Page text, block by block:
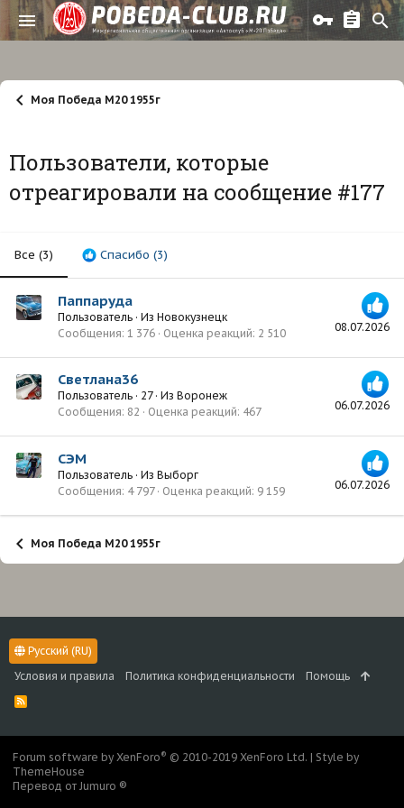
Моя Победа М20 1955г
Пользователи, которые
отреагировали на сообщение #177
Все (3) Спасибо (3)
08.07.2026
Паппаруда
Пользователь · Из Новокузнецк
Сообщения 1 376 Оценка реакций 2 510
06.07.2026
Светлана36
Пользователь · 27 · Из Воронеж
Сообщения 82 Оценка реакций 467
06.07.2026
СЭМ
Пользователь · Из Выборг
Сообщения 4 797 Оценка реакций 9 159
Моя Победа М20 1955г
Русский (RU)
Условия и правила
Политика конфиденциальности Помощь
R
S
Forum software by XenForo® © 2010-2019 XenForo Ltd. | Style by
ThemeHouse
Перевод от Jumuro ®